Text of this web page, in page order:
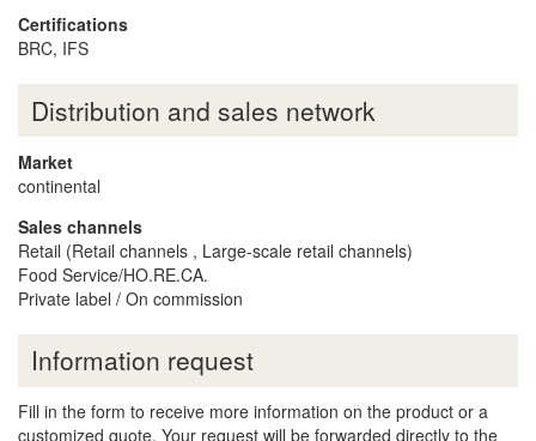
Certifications
BRC, IFS
Distribution and sales network
Market
continental
Sales channels
Retail (Retail channels , Large-scale retail channels)
Food Service/HO.RE.CA.
Private label / On commission
Information request
Fill in the form to receive more information on the product or a
customized quote. Your request will be forwarded directly to the